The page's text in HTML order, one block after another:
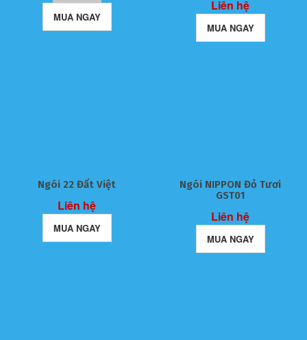
MUA NGAY
Liên hệ
MUA NGAY
Ngói 22 Đất Việt
Liên hệ
MUA NGAY
Ngói NIPPON Đỏ Tươi
GST01
Liên hệ
MUA NGAY